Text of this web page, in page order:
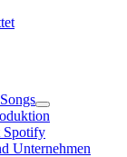
Spotify
Unternehmen